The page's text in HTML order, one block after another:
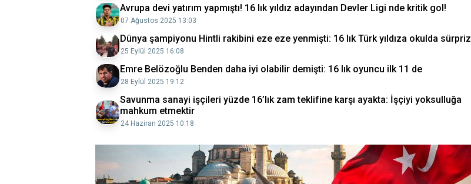
Avrupa devi yatırım yapmıştı! 16 lık yıldız adayından Devler Ligi nde kritik gol!
07 Ağustos 2025 13:03
Dünya şampiyonu Hintli rakibini eze eze yenmişti: 16 lık Türk yıldıza okulda sürpriz
25 Eylül 2025 16:08
Emre Belözoğlu Benden daha iyi olabilir demişti: 16 lık oyuncu ilk 11 de
28 Eylül 2025 19:12
Savunma sanayi işçileri yüzde 16’lık zam teklifine karşı ayakta: İşçiyi yoksulluğa
mahkum etmektir
24 Haziran 2025 10:18